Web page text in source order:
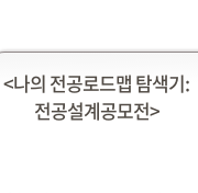
<나의 전공로드맵 탐색기:
전공설계공모전>